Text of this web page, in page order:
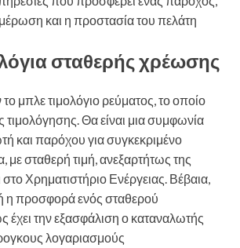
και η προστασία του πελάτη
σταθερής χρέωσης
μπλε τιμολόγιο ρεύματος, το οποίο
τιμολόγησης. Θα είναι μια συμφωνία
και παρόχου για συγκεκριμένο
με σταθερή τιμή, ανεξαρτήτως της
στο Χρηματιστήριο Ενέργειας. Βέβαια,
η προσφορά ενός σταθερού
έχει την εξασφάλιση ο καταναλωτής
λογαριασμούς